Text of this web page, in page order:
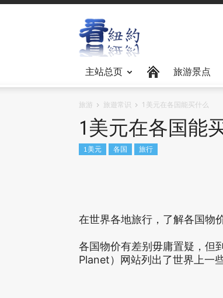
主站总页 旅游景点
旅游 旅遊常识 1美元在各国能买什么
1美元在各国能
1美元 各国 旅行
在世界各地旅行，了解各国物
各国物价有差别毋庸置疑，但
Planet）网站列出了世界上一